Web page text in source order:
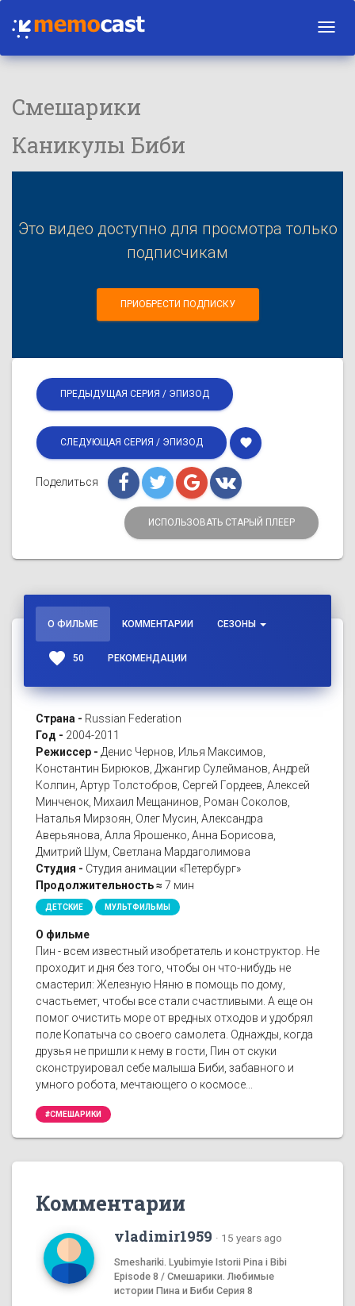
Смешарики
Каникулы Биби
Это видео доступно для просмотра только
подписчикам
ПРИОБРЕСТИ ПОДПИСКУ
ПРЕДЫДУЩАЯ СЕРИЯ / ЭПИЗОД
СЛЕДУЮЩАЯ СЕРИЯ / ЭПИЗОД favorite
Поделиться
ИСПОЛЬЗОВАТЬ СТАРЫЙ ПЛЕЕР
О ФИЛЬМЕ КОММЕНТАРИИ СЕЗОНЫ
favorite 50 РЕКОМЕНДАЦИИ
Страна - Russian Federation
Год - 2004-2011
Режиссер - Денис Чернов, Илья Максимов,
Константин Бирюков, Джангир Сулейманов, Андрей
Колпин, Артур Толстобров, Сергей Гордеев, Алексей
Минченок, Михаил Мещанинов, Роман Соколов,
Наталья Мирзоян, Олег Мусин, Александра
Аверьянова, Алла Ярошенко, Анна Борисова,
Дмитрий Шум, Светлана Мардаголимова
Студия - Студия анимации «Петербург»
Продолжительность ≈ 7 мин
ДЕТСКИЕ МУЛЬТФИЛЬМЫ
О фильме
Пин - всем известный изобретатель и конструктор. Не
проходит и дня без того, чтобы он что-нибудь не
смастерил: Железную Няню в помощь по дому,
счастьемет, чтобы все стали счастливыми. А еще он
помог очистить море от вредных отходов и удобрял
поле Копатыча со своего самолета. Однажды, когда
друзья не пришли к нему в гости, Пин от скуки
сконструировал себе малыша Биби, забавного и
умного робота, мечтающего о космосе...
#СМЕШАРИКИ
Комментарии
vladimir1959 · 15 years ago
Smeshariki. Lyubimyie Istorii Pina i Bibi
Episode 8 / Смешарики. Любимые
истории Пина и Биби Серия 8